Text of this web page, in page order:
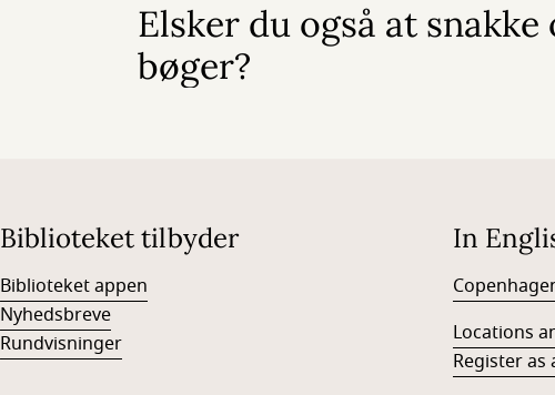
Elsker du også at snakke
bøger?
Biblioteket tilbyder
Biblioteket appen
Nyhedsbreve
Rundvisninger
In
Locations
Register as